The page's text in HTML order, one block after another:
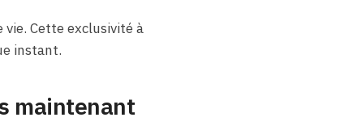
vie. Cette exclusivité à
instant.
maintenant